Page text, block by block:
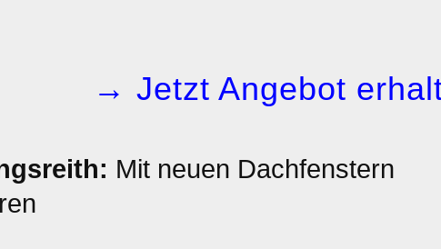
→ Jetzt Angebot
Mit neuen Dachfenstern